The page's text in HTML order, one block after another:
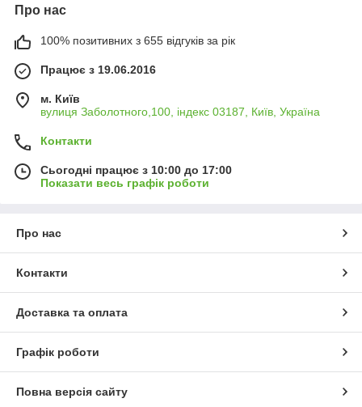
Про нас
100% позитивних з 655 відгуків за рік
Працює з 19.06.2016
м. Київ
вулиця Заболотного,100, індекс 03187, Київ, Україна
Контакти
Сьогодні працює з 10:00 до 17:00
Показати весь графік роботи
Про нас
Контакти
Доставка та оплата
Графік роботи
Повна версія сайту